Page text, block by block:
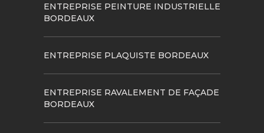
ENTREPRISE PEINTURE INDUSTRIELLE
BORDEAUX
ENTREPRISE PLAQUISTE BORDEAUX
ENTREPRISE RAVALEMENT DE FAÇADE
BORDEAUX